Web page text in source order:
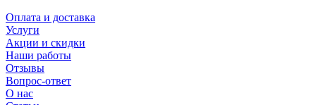
Оплата и доставка
Услуги
Акции и скидки
Наши работы
Отзывы
Вопрос-ответ
О нас